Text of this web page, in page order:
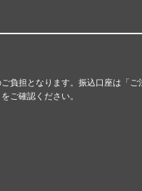
負担となります。振込口座は「ご
ご確認ください。